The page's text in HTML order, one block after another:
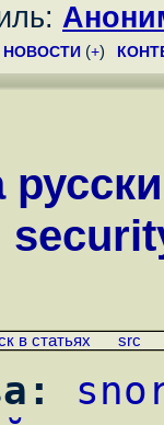
НОВОСТИ (+)
в статьях src